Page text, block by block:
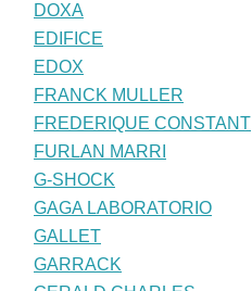
DOXA
EDIFICE
EDOX
FRANCK MULLER
FREDERIQUE CONSTANT
FURLAN MARRI
G-SHOCK
GAGA LABORATORIO
GALLET
GARRACK